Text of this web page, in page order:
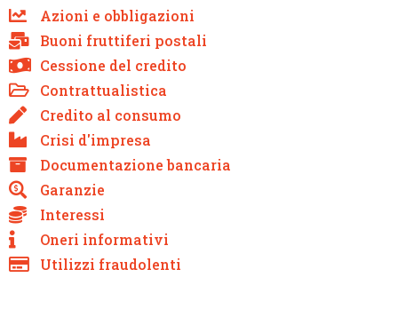
Azioni e obbligazioni
Buoni fruttiferi postali
Cessione del credito
Contrattualistica
Credito al consumo
Crisi d'impresa
Documentazione bancaria
Garanzie
Interessi
Oneri informativi
Utilizzi fraudolenti